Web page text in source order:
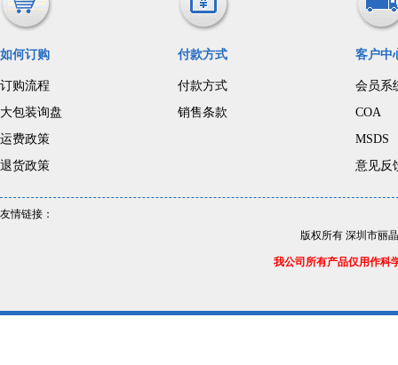
如何订购
订购流程
大包装询盘
运费政策
退货政策
付款方式
付款方式
销售条款
客户中
会员系
COA
MSDS
意见反
友情链接：
版权所有 深圳市丽
我公司所有产品仅用作科